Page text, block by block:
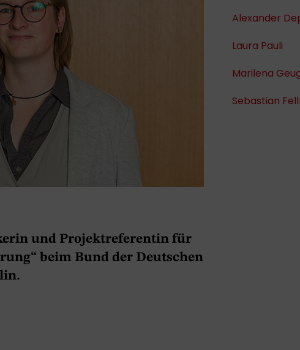
und Projektreferentin für
beim Bund der Deutschen
Alexander
Laura Pauli
Marilena
Sebastian